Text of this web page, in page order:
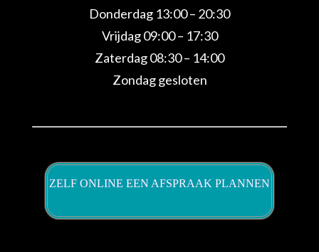
Donderdag 13:00 – 20:30
Vrijdag 09:00 – 17:30
Zaterdag 08:30 – 14:00
Zondag gesloten
ZELF ONLINE EEN AFSPRAAK PLANNEN